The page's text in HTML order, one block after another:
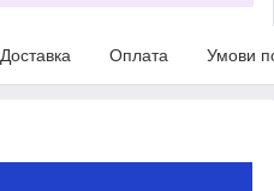
Доставка Оплата Умови